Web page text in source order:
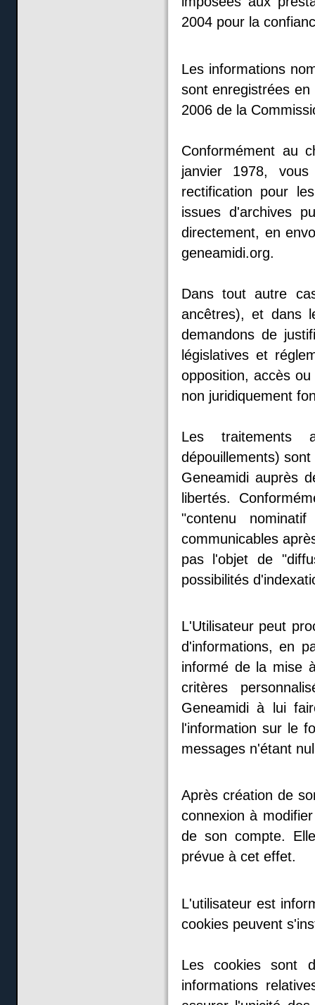
2004 pour la
Les informations
sont enregistrées
2006 de la
Conformément au
janvier 1978,
rectification pour
issues d'archives
directement, en
geneamidi.org.
Dans tout autre
ancêtres), et dans
demandons de
législatives et
opposition, accès
non juridiquement
Les traitements
dépouillements)
Geneamidi auprès
libertés.
"contenu
communicables
pas l'objet de
possibilités
L'Utilisateur peut
d'informations, en
informé de la mise
critères
Geneamidi à lui
l'information sur le
messages n'étant
Après création de
connexion à
de son compte.
prévue à cet effet.
L'utilisateur est
cookies peuvent
Les cookies sont
informations